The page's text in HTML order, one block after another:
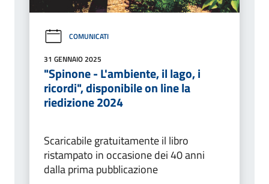
COMUNICATI
31 GENNAIO 2025
"Spinone - L'ambiente, il lago, i
ricordi", disponibile on line la
riedizione 2024
Scaricabile gratuitamente il libro
ristampato in occasione dei 40 anni
dalla prima pubblicazione